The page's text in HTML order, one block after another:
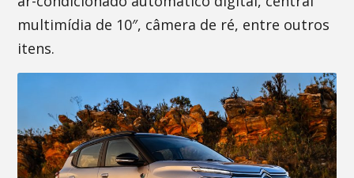
multimídia de 10″, câmera de ré, entre outros
itens.